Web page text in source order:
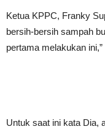
Ketua KPPC, Franky
bersih-bersih sampah
pertama melakukan
Untuk saat ini kata Dia,